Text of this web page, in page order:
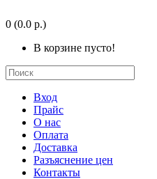
0 (0.0 р.)
В корзине пусто!
Вход
Прайс
О нас
Оплата
Доставка
Разъяснение цен
Контакты